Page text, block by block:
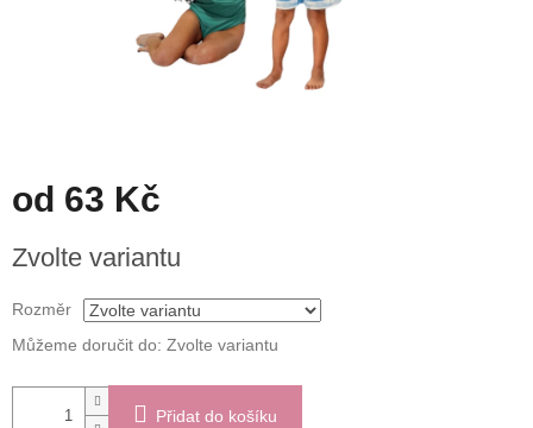
od 63 Kč
cena:
Zvolte variantu
Rozměr
Můžeme doručit do: Zvolte variantu
Přidat do košíku